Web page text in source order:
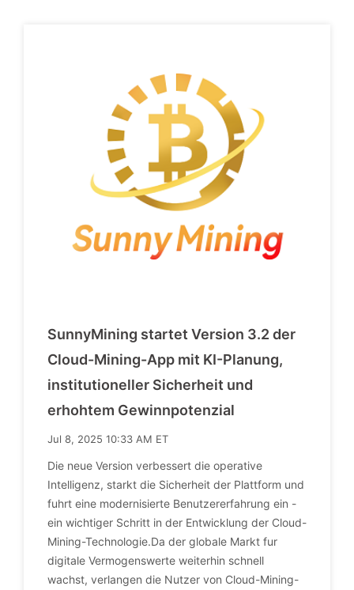
SunnyMining startet Version 3.2 der
Cloud-Mining-App mit KI-Planung,
institutioneller Sicherheit und
erhohtem Gewinnpotenzial
Jul 8, 2025 10:33 AM ET
Die neue Version verbessert die operative
Intelligenz, starkt die Sicherheit der Plattform und
fuhrt eine modernisierte Benutzererfahrung ein -
ein wichtiger Schritt in der Entwicklung der Cloud-
Mining-Technologie.Da der globale Markt fur
digitale Vermogenswerte weiterhin schnell
wachst, verlangen die Nutzer von Cloud-Mining-